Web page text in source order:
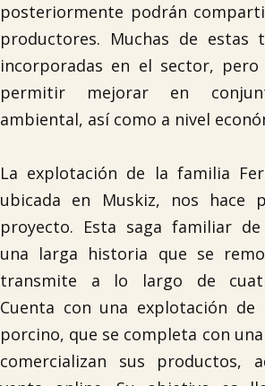
posteriormente podrán
productores. Muchas de estas
incorporadas en el sector,
permitir mejorar en
ambiental, así como a nivel
La explotación de la familia
ubicada en Muskiz, nos hace
proyecto. Esta saga familiar
una larga historia que se
transmite a lo largo de
Cuenta con una explotación de
porcino, que se completa con
comercializan sus productos,